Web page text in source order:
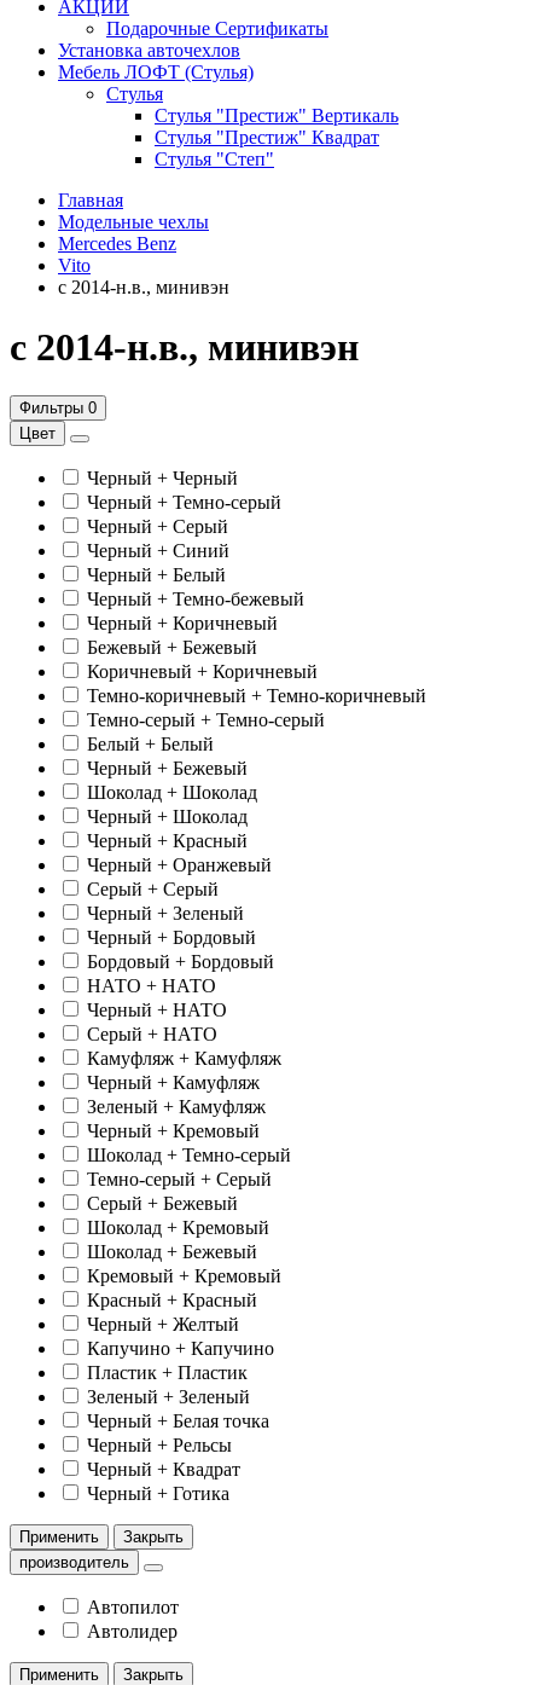
АКЦИИ
Подарочные Сертификаты
Установка авточехлов
Мебель ЛОФТ (Стулья)
Стулья
Стулья "Престиж" Вертикаль
Стулья "Престиж" Квадрат
Стулья "Степ"
Главная
Модельные чехлы
Mercedes Benz
Vito
с 2014-н.в., минивэн
с 2014-н.в., минивэн
Фильтры 0
Цвет
Черный + Черный
Черный + Темно-серый
Черный + Серый
Черный + Синий
Черный + Белый
Черный + Темно-бежевый
Черный + Коричневый
Бежевый + Бежевый
Коричневый + Коричневый
Темно-коричневый + Темно-коричневый
Темно-серый + Темно-серый
Белый + Белый
Черный + Бежевый
Шоколад + Шоколад
Черный + Шоколад
Черный + Красный
Черный + Оранжевый
Серый + Серый
Черный + Зеленый
Черный + Бордовый
Бордовый + Бордовый
НАТО + НАТО
Черный + НАТО
Серый + НАТО
Камуфляж + Камуфляж
Черный + Камуфляж
Зеленый + Камуфляж
Черный + Кремовый
Шоколад + Темно-серый
Темно-серый + Серый
Серый + Бежевый
Шоколад + Кремовый
Шоколад + Бежевый
Кремовый + Кремовый
Красный + Красный
Черный + Желтый
Капучино + Капучино
Пластик + Пластик
Зеленый + Зеленый
Черный + Белая точка
Черный + Рельсы
Черный + Квадрат
Черный + Готика
Применить
Закрыть
производитель
Автопилот
Автолидер
Применить
Закрыть